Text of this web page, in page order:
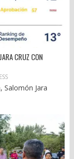
CRUZ CON
Salomón Jara